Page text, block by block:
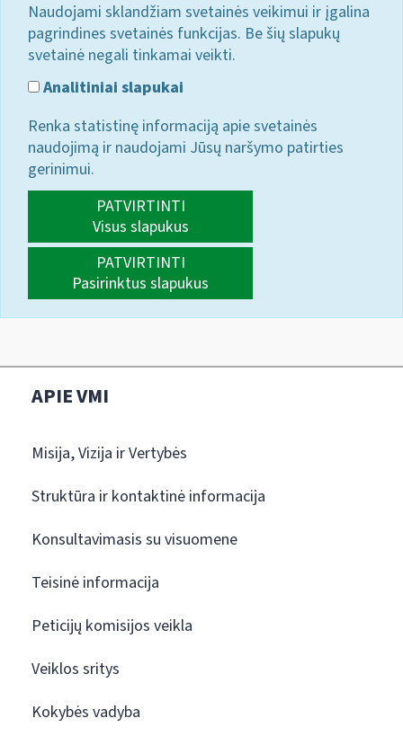
Naudojami sklandžiam svetainės veikimui ir įgalina
pagrindines svetainės funkcijas. Be šių slapukų
svetainė negali tinkamai veikti.
Analitiniai slapukai
Renka statistinę informaciją apie svetainės
naudojimą ir naudojami Jūsų naršymo patirties
gerinimui.
PATVIRTINTI
Visus slapukus
PATVIRTINTI
Pasirinktus slapukus
APIE VMI
Misija, Vizija ir Vertybės
Struktūra ir kontaktinė informacija
Konsultavimasis su visuomene
Teisinė informacija
Peticijų komisijos veikla
Veiklos sritys
Kokybės vadyba